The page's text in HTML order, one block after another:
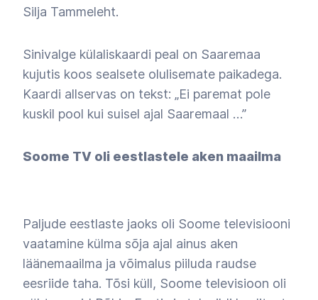
Silja Tammeleht.
Sinivalge külaliskaardi peal on Saaremaa
kujutis koos sealsete olulisemate paikadega.
Kaardi allservas on tekst: „Ei paremat pole
kuskil pool kui suisel ajal Saaremaal …”
Soome TV oli eestlastele aken maailma
Paljude eestlaste jaoks oli Soome televisiooni
vaatamine külma sõja ajal ainus aken
läänemaailma ja võimalus piiluda raudse
eesriide taha. Tõsi küll, Soome televisioon oli